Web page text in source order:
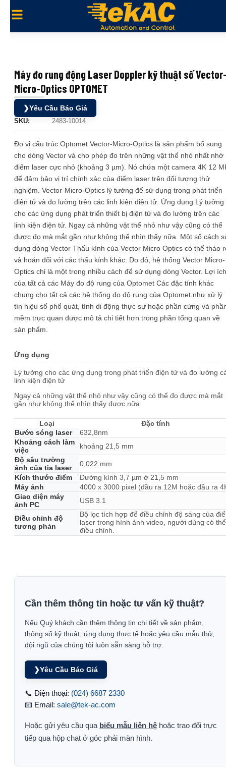
Máy đo rung động Laser Doppler kỹ thuật số
Micro-Optics OPTOMET
❯Yêu Cầu Báo Giá
SKU: 2483-10014
Đo vi cấu trúc Optomet Vector-Micro-Optics là sản phẩm bổ sung
cho dòng Vector và cho phép đo trên những vật thể nhỏ nhất nhờ
điểm laser cực nhỏ (khoảng 3 µm). Nó chứa một camera 4K 12
để đảm bảo vị trí chính xác của điểm laser trên đối tượng thử
nghiệm. Vector-Micro-Optics lý tưởng để sử dụng trong phát triển
điện tử và đo lường trên các linh kiện điện tử. Ứng dụng Lý tưởng
cho các ứng dụng phát triển thiết bị điện tử và đo lường trên các
linh kiện điện tử. Ngay cả những vật thể nhỏ như vậy cũng có thể
được đo mà mắt gần như không thể nhìn thấy nữa. Một số cách
dụng dòng Vector Thấu kính của Vector Micro Optics có thể tháo
và hoán đổi với các thấu kính khác. Do đó, hệ thống Vector Micro-
Optics chỉ là một trong nhiều cách để sử dụng dòng Vector. Lợi ích
của tất cả các Máy đo độ rung của Optomet Các đặc tính khác
chung cho tất cả các hệ thống đo độ rung của Optomet như xử lý
tín hiệu số phổ quát, tính di động thực sự hoặc phần cứng và
mềm trực quan được mô tả chi tiết hơn trong phần tổng quan về
sản phẩm.
Ứng dụng
Lý tưởng cho các ứng dụng trong phát triển điện tử và đo lường
linh kiện điện tử
Ngay cả những vật thể nhỏ như vậy cũng có thể đo được mà mắt
gần như không thể nhìn thấy được nữa
Loại
Đặc tính
Bước sóng laser
632,8nm
Khoảng cách làm
việc
khoảng 21,5 mm
Độ sâu trường
ảnh của tia laser
0,022 mm
Kích thước điểm
Đường kính 3,7 µm ở 21,5 mm
Máy ảnh
4000 x 3000 pixel (đầu ra 12M hoặc đầu ra
Giao diện máy
ảnh PC
USB 3.1
Điều chỉnh độ
tương phản
Bộ lọc tích hợp để điều chỉnh độ sáng của
laser trong hình ảnh video, người dùng có thể
điều chỉnh.
Cần thêm thông tin hoặc tư vấn kỹ thuật?
Nếu Quý khách cần thêm thông tin chi tiết về sản phẩm,
thông số kỹ thuật, ứng dụng thực tế hoặc yêu cầu mẫu thử,
đội ngũ của chúng tôi luôn sẵn sàng hỗ trợ.
❯Yêu Cầu Báo Giá
📞 Điện thoại: (024) 6687 2330
📧 Email: sale@tek-ac.com
Hoặc gửi yêu cầu qua biểu mẫu liên hệ hoặc trao đổi trực
tiếp qua hộp chat ở góc phải màn hình.